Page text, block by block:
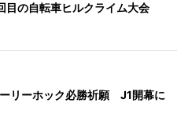
目の自転車ヒルクライム大会
リーホック必勝祈願 J1開幕に